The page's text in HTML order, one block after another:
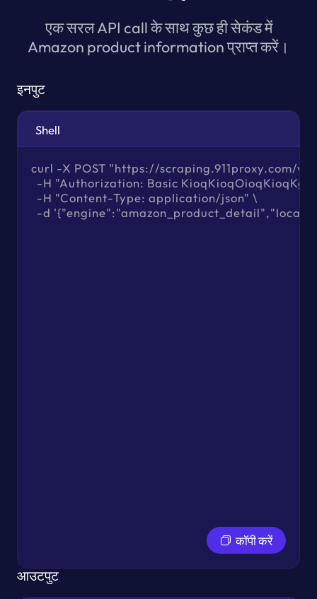
एक सरल API call के साथ कुछ ही सेकंड में
Amazon product information प्राप्त करें।
इनपुट
Shell
curl -X POST "https://scraping.911proxy.com/
-H "Authorization: Basic
  -H "Content-Type: application/json" \
-d
कॉपी करें
आउटपुट